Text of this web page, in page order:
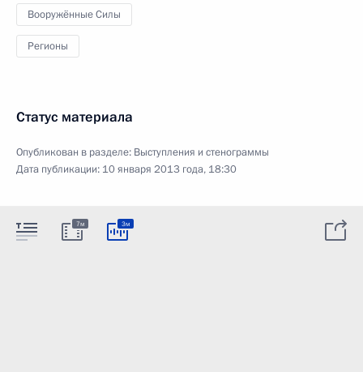
Вооружённые Силы
Регионы
Статус материала
Опубликован в разделе: Выступления и стенограммы
Дата публикации: 10 января 2013 года, 18:30
7м 3м